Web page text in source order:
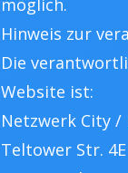
möglich.
Hinweis zur
Die
Website ist:
Netzwerk City /
Teltower Str. 4E